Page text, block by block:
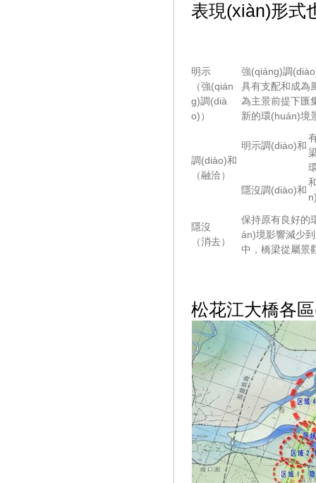
表現(xiàn)形式
明示
（強(qián
g)調(dià
o)）
強(qiáng)調
具有支配和成為
為主景前提下匯
新的環(huán)境
調(diào)和
（融洽）
明示調(diào)和
隱沒調(diào)和
隱沒
（消去）
保持原有良好的
án)境影響減少到
中，橋梁從屬景
松花江大橋各